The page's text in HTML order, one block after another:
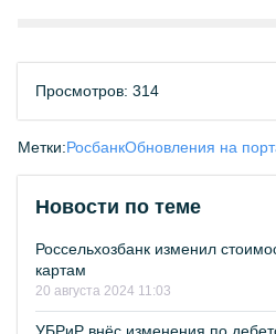
Просмотров: 314
Метки:РосбанкОбновления на
Новости по теме
Россельхозбанк изменил
картам
20 августа 2024 11:03